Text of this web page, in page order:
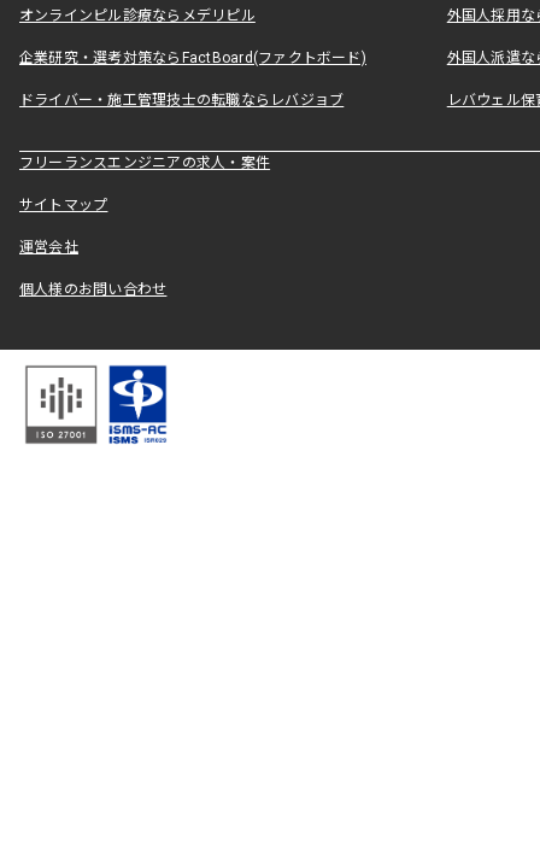
オンラインピル診療ならメデリピル 外国人採用
企業研究・選考対策ならFactBoard(ファクトボード) 外国人派遣な
ドライバー・施工管理技士の転職ならレバジョブ レバウェル
フリーランスエンジニアの求人・案件
サイトマップ
運営会社
個人様のお問い合わせ